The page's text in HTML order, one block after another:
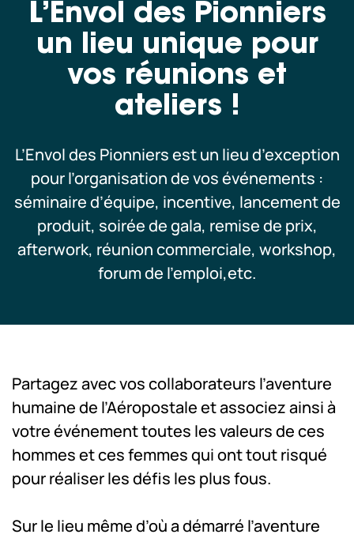
Nous sommes ouverts aujourd’hui,
jusqu’à 18:00.
Nous vous attendons ! Consultez tous
nos horaires d’ouvertures
Scolaires & Centre de Loisirs
Professionnels
L’Envol des Pionniers
un lieu unique pour
vos réunions et
ateliers !
L’Envol des Pionniers est un lieu d’exception
pour l’organisation de vos événements :
séminaire d’équipe, incentive, lancement de
produit, soirée de gala, remise de prix,
afterwork, réunion commerciale, workshop,
forum de l’emploi,etc.
Partagez avec vos collaborateurs l’aventure
humaine de l’Aéropostale et associez ainsi à
votre événement toutes les valeurs de ces
hommes et ces femmes qui ont tout risqué
pour réaliser les défis les plus fous.
Sur le lieu même d’où a démarré l’aventure